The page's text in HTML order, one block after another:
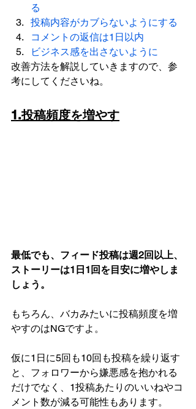
る
投稿内容がカブらないようにする
コメントの返信は1日以内
ビジネス感を出さないように
改善方法を解説していきますので、参
考にしてくださいね。
1.投稿頻度を増やす
最低でも、フィード投稿は週2回以上、
ストーリーは1日1回を目安に増やしま
しょう。
もちろん、バカみたいに投稿頻度を増
やすのはNGですよ。
仮に1日に5回も10回も投稿を繰り返す
と、フォロワーから嫌悪感を抱かれる
だけでなく、1投稿あたりのいいねやコ
メント数が減る可能性もあります。